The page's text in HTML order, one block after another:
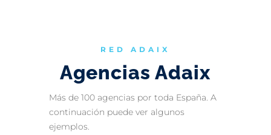
RED ADAIX
Agencias Adaix
Más de 100 agencias por toda España. A
continuación puede ver algunos
ejemplos.